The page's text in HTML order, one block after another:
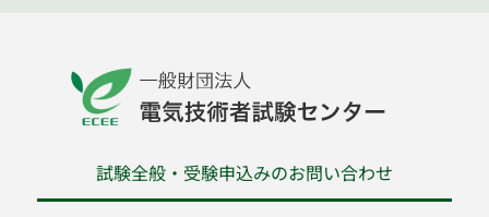
試験全般・受験申込みのお問い合わせ